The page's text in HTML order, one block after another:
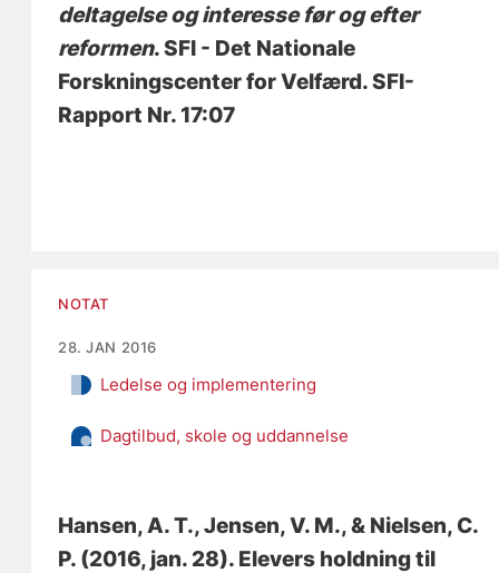
deltagelse og interesse før og efter
reformen. SFI - Det Nationale
Forskningscenter for Velfærd. SFI-
Rapport Nr. 17:07
NOTAT
28. JAN 2016
Ledelse og implementering
Dagtilbud, skole og uddannelse
Hansen, A. T., Jensen, V. M., & Nielsen, C.
P. (2016, jan. 28). Elevers holdning til